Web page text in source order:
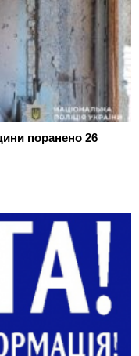
поранено 26